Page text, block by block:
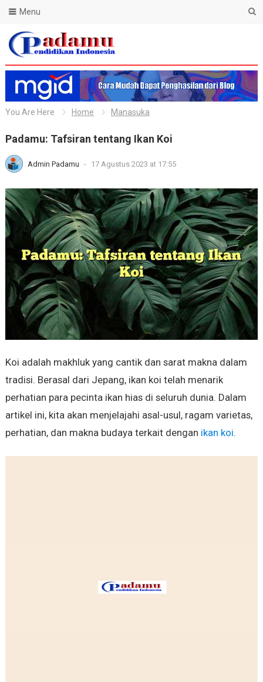
Blog Padamu
Menu
You Are Here Home Manasuka
Padamu: Tafsiran tentang Ikan Koi
Admin Padamu - 17 Agustus 2023 at 17:55
Koi adalah makhluk yang cantik dan sarat makna dalam
tradisi. Berasal dari Jepang, ikan koi telah menarik
perhatian para pecinta ikan hias di seluruh dunia. Dalam
artikel ini, kita akan menjelajahi asal-usul, ragam varietas,
perhatian, dan makna budaya terkait dengan ikan koi.